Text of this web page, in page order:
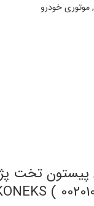
,موتوری خودرو